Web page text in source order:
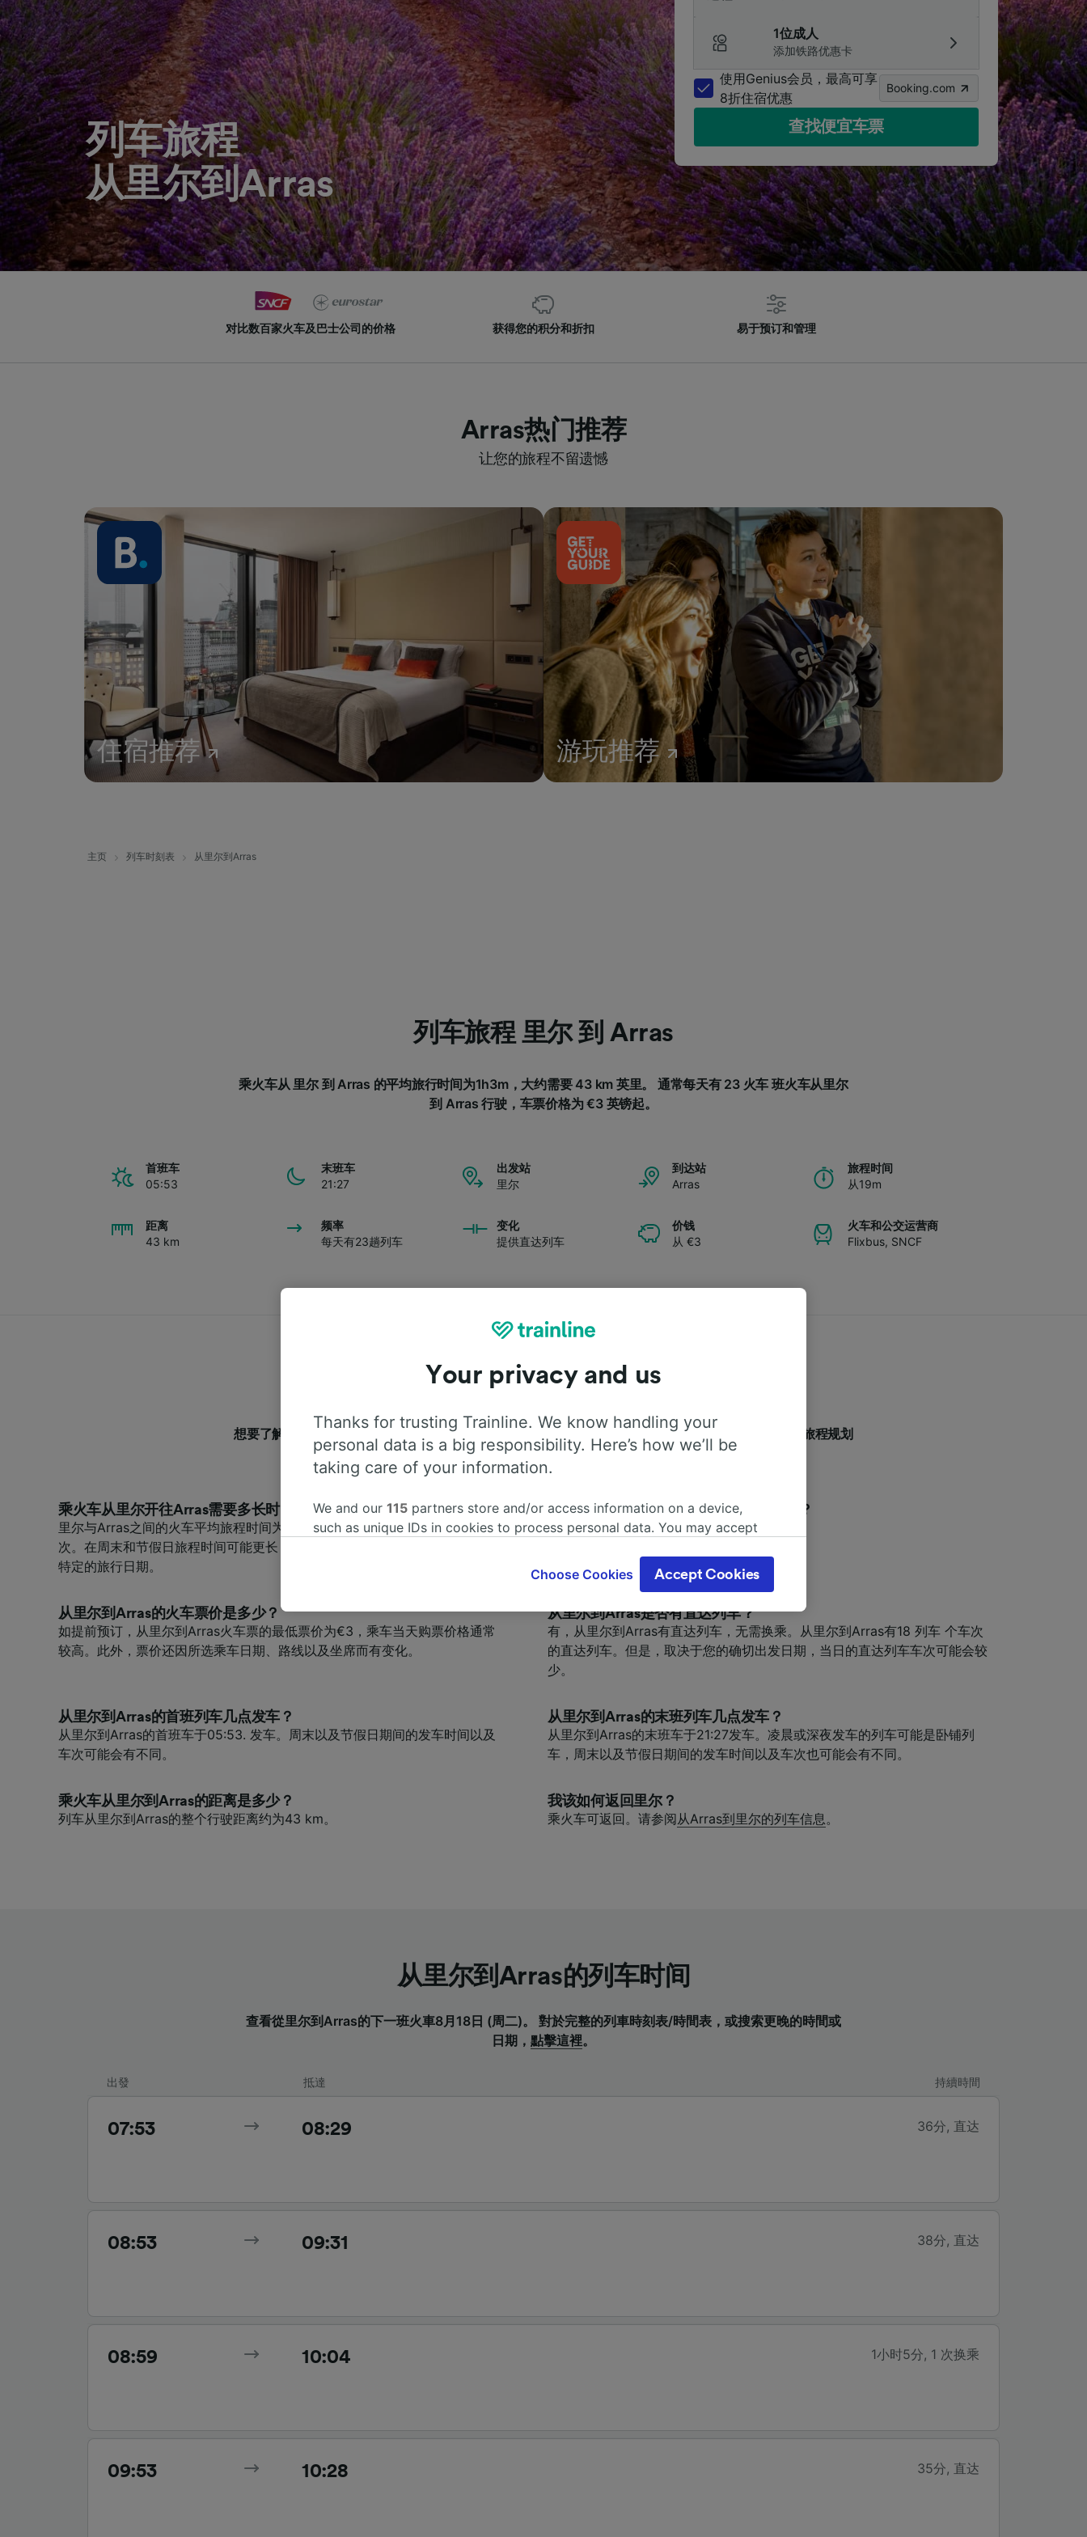
列车旅程
从里尔到Arras
1位成人
添加铁路优惠卡
使用Genius会员，最高可享
8折住宿优惠
Booking.com
查找便宜车票
对比数百家火车及巴士公司的价格 获得您的积分和折扣 易于预订和管理
Arras热门推荐
让您的旅程不留遗憾
住宿推荐 游玩推荐
主页 列车时刻表 从里尔到Arras
列车旅程 里尔 到 Arras
乘火车从 里尔 到 Arras 的平均旅行时间为1h3m，大约需要 43 km 英里。 通常每天有 23 火车 班火车从里尔
到 Arras 行驶，车票价格为 €3 英镑起。
首班车
05:53
末班车
21:27
出发站
里尔
到达站
Arras
旅程时间
从19m
距离
43 km
频率
每天有23趟列车
变化
提供直达列车
价钱
从 €3
火车和公交运营商
Flixbus, SNCF
旅程详情
想要了解跟多从里尔前往Arras的旅程详情吗？我们为您收集整理了一些旅客常见问题，希望能让您的旅程规划
准备的更完善。
乘火车从里尔开往Arras需要多长时间？
里尔与Arras之间的火车平均旅程时间为1小时3分钟，每天大约有23 列车个车
次。在周末和节假日旅程时间可能更长；请利用网页中的旅程计划工具来搜索
特定的旅行日期。
乘火车从里尔到Arras最快需要多长时间？
乘火车从里尔到Arras最快需要19分钟。
从里尔到Arras的火车票价是多少？
如提前预订，从里尔到Arras火车票的最低票价为€3，乘车当天购票价格通常
较高。此外，票价还因所选乘车日期、路线以及坐席而有变化。
从里尔到Arras是否有直达列车？
有，从里尔到Arras有直达列车，无需换乘。从里尔到Arras有18 列车 个车次
的直达列车。但是，取决于您的确切出发日期，当日的直达列车车次可能会较
少。
从里尔到Arras的首班列车几点发车？
从里尔到Arras的首班车于05:53. 发车。周末以及节假日期间的发车时间以及
车次可能会有不同。
从里尔到Arras的末班列车几点发车？
从里尔到Arras的末班车于21:27发车。凌晨或深夜发车的列车可能是卧铺列
车，周末以及节假日期间的发车时间以及车次也可能会有不同。
乘火车从里尔到Arras的距离是多少？
列车从里尔到Arras的整个行驶距离约为43 km。
我该如何返回里尔？
乘火车可返回。请参阅从Arras到里尔的列车信息 。
从里尔到Arras的列车时间
查看從里尔到Arras的下一班火車8月18日 (周二)。 對於完整的列車時刻表/時間表，或搜索更晚的時間或
日期， 點擊這裡。
出發 抵達 持續時間
07:53 08:29 36分, 直达
08:53 09:31 38分, 直达
08:59 10:04 1小时5分, 1 次换乘
09:53 10:28 35分, 直达
Your privacy and us
Thanks for trusting Trainline. We know handling your
personal data is a big responsibility. Here’s how we’ll be
taking care of your information.
We and our 115 partners store and/or access information on a device,
such as unique IDs in cookies to process personal data. You may accept
where legitimate interest is used, or at any time in the privacy policy page.
These choices will be signaled to our partners and will not affect browsing
us not to track you.
We and our partners process data to provide:
Use precise geolocation data. Actively scan device characteristics for
advertising and content, advertising and content measurement, audience
Choose Cookies Accept Cookies